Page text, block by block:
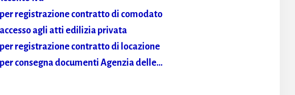
registrazione contratto di comodato​
agli atti edilizia privata​
registrazione contratto di locazione​
consegna documenti Agenzia delle…